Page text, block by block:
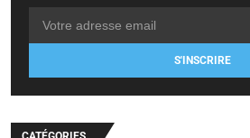
S'INSCRIRE